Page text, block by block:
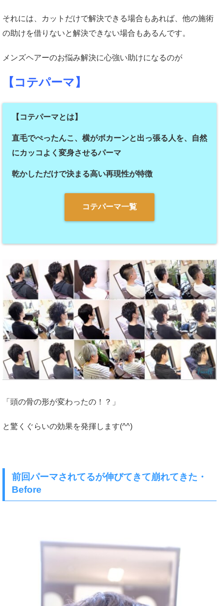
それには、カットだけで解決できる場合もあれば、他の施術
の助けを借りないと解決できない場合もあるんです。
メンズヘアーのお悩み解決に心強い助けになるのが
【コテパーマ】
【コテパーマとは】
直毛でぺったんこ、横がボカーンと出っ張る人を、自然
にカッコよく変身させるパーマ
乾かしただけで決まる高い再現性が特徴
コテパーマ一覧
「頭の骨の形が変わったの！？」
と驚くぐらいの効果を発揮します(^^)
前回パーマされてるが伸びてきて崩れてきた・
Before